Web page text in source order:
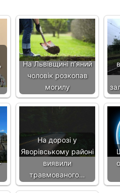
На Львівщині пʼяний
чоловік розкопав
могилу
На дорозі у
Яворівському районі
виявили
травмованого…